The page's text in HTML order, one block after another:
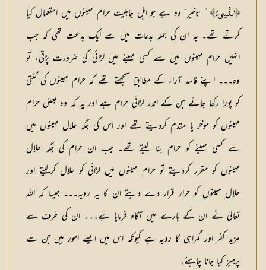
اللہ کافروں کو سیدھی راہ نہیں دکھاتا
﴿النَّسِيءُ﴾ ” تاخیر“ وہ ہے جو اہل جاہلیت حرام مہینوں میں استعمال کیا
کرتے تھے۔ یہ ان کی جملہ بدعات میں سے ایک بدعت تھی کہ جب
انہیں حرام مہینوں میں سے کسی مہینے میں لڑائی کی ضرورت پڑتی، تو
وہ۔۔۔ اپنے فاسد آراء کے مطابق سمجھتے تھے کہ حرام مہینوں کی گنتی
کو پورا رکھا جائے جن کے اندر لڑائی حرام ہے اور یہ کہ وہ بعض حرام
مہینوں کو موخر یا مقدم کردیتے تھے اور اس کی جگہ حلال مہینوں میں
سے کسی مہینے کو حرام بنا لیتے تھے۔ جب ان حرام کی جگہ حلال
مہینوں کو مقرر کردیتے تو حرام مہینوں میں لڑائی کو حلال کرلیتے اور
حلال مہینوں کو حرار قرار دے دیتے ان کا یہ رویہ۔۔۔ جیسا کہ اللہ
تعالیٰ نے ان کے بارے میں آگاہ فرمایا ہے۔۔۔ ان کی طرف سے
مزید کفر اور گمراہی کا رویہ ہے کیونکہ اس میں ایسے امور ہیں جن سے
پرہیز کیا جانا چاہئے۔